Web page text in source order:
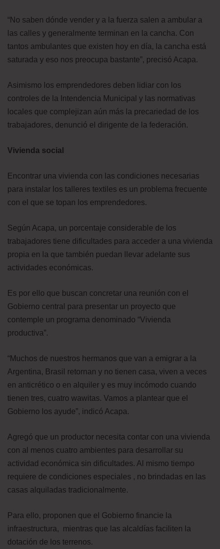
“No saben dónde vender y a la fuerza salen a ambular a
las calles y generalmente terminan en la cancha. Con
tantos ambulantes que existen hoy en día, la cancha está
saturada y eso nos preocupa bastante”, precisó Acapa.
Asimismo los emprendedores deben lidiar con los
controles de la Intendencia Municipal y las normativas
locales que complejizan aún más la precariedad de los
trabajadores, denunció el dirigente de la federación.
Vivienda social
Encontrar una vivienda con las condiciones necesarias
para instalar los talleres textiles es un problema frecuente
con el que se topan los emprendedores.
Según Acapa, un porcentaje considerable de los
trabajadores tiene dificultades para acceder a una vivienda
propia en la que también puedan llevar adelante sus
actividades económicas.
Es por ello que buscan concretar una reunión con el
Gobierno central para presentar un proyecto que
contemple un programa denominado “Vivienda
productiva”.
“Muchos de nuestros hermanos que van a emigrar a la
Argentina, Brasil retornan y no tienen casa, viven a veces
en anticrético o en alquiler y es muy incómodo cuando
tienen tres, cuatro wawitas. Vamos a plantear que el
Gobierno los ayude”, indicó Acapa.
Agregó que un productor necesita contar con una vivienda
con al menos cuatro ambientes para desarrollar su
actividad económica sin dificultades. Al mismo tiempo
requiere de condiciones especiales , no brindadas en las
casas alquiladas tradicionalmente.
Para ello, proponen que el Gobierno financie la
infraestructura, mientras que las alcaldías faciliten la
dotación de los terrenos.